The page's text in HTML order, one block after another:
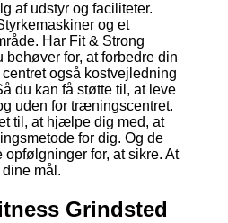
af udstyr og faciliteter.
og et
Har Fit & Strong
behøver for, at forbedre din
også kostvejledning
du kan få støtte til, at leve
uden for træningscentret.
til, at hjælpe dig med, at
for dig. Og de
for, at sikre. At
mål.
Grindsted